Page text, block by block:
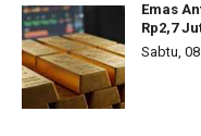
Emas
Rp2,7
Sabtu,